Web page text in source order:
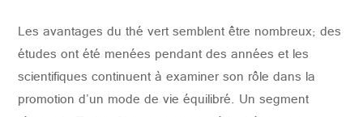
Les avantages du thé vert semblent être nombreux;des
études ont été menées pendant des années et les
scientifiques continuent à examiner son rôle dans la
promotion d'un mode de vie équilibré. Un segment